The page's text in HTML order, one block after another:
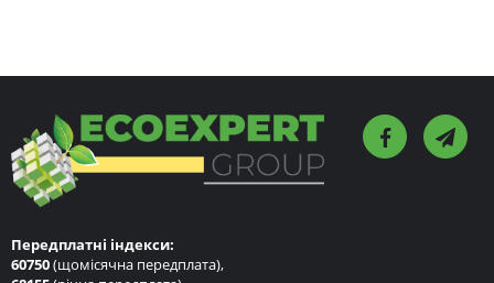
Передплатні індекси:
60750(щомісячна передплата),